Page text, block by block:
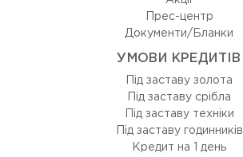
Прес-центр
Документи/Бланки
УМОВИ КРЕДИТІВ
Під заставу золота
Під заставу срібла
Під заставу техніки
Під заставу годинників
Кредит на 1 день